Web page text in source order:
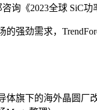
咨询《2023全球 SiC
的强劲需求，
体旗下的海外晶圆厂